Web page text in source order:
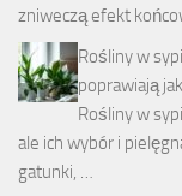
zniweczą efekt
Rośliny w
poprawiają
Rośliny w
ale ich wybór i
gatunki, …